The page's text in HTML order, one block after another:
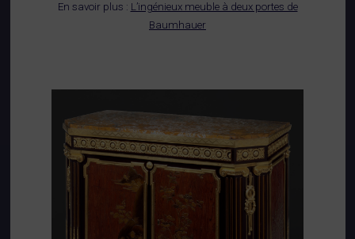
En savoir plus : L’ingénieux meuble à deux portes de
Baumhauer